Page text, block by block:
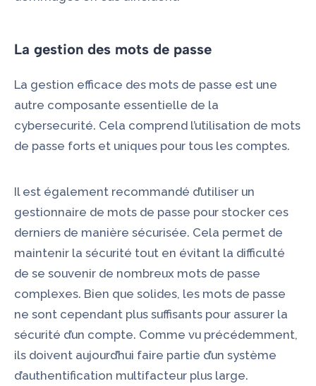
La gestion des mots de passe
La gestion efficace des mots de passe est une
autre composante essentielle de la
cybersecurité. Cela comprend l’utilisation de mots
de passe forts et uniques pour tous les comptes.
Il est également recommandé d’utiliser un
gestionnaire de mots de passe pour stocker ces
derniers de manière sécurisée. Cela permet de
maintenir la sécurité tout en évitant la difficulté
de se souvenir de nombreux mots de passe
complexes. Bien que solides, les mots de passe
ne sont cependant plus suffisants pour assurer la
sécurité d’un compte. Comme vu précédemment,
ils doivent aujourd’hui faire partie d’un système
d’authentification multifacteur plus large.